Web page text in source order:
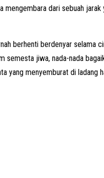
dari sebuah jarak
berhenti berdenyar selama
semesta jiwa, nada-nada
yang menyemburat di ladang